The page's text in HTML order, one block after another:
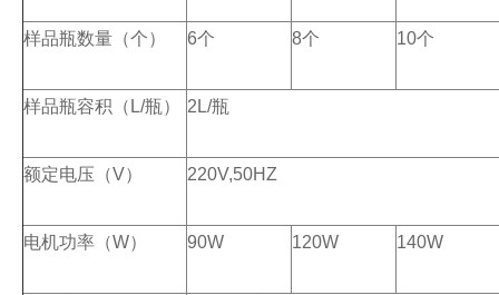
样品瓶数量（个） 6个 8个 10个
样品瓶容积（L/瓶） 2L/瓶
额定电压（V） 220V,50HZ
电机功率（W） 90W 120W 140W